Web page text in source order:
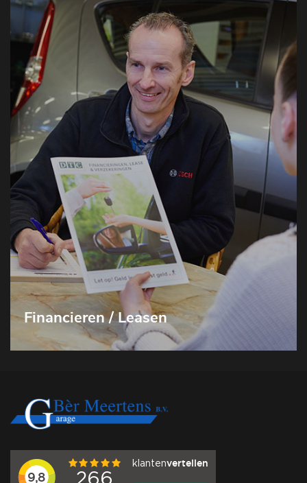
Financieren / Leasen